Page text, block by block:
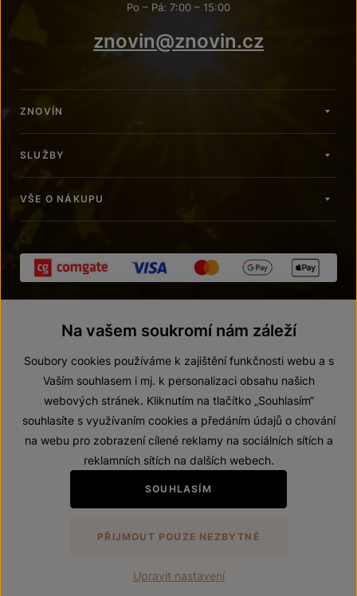
Po – Pá: 7:00 – 15:00
znovin@znovin.cz
ZNOVÍN
SLUŽBY
VŠE O NÁKUPU
© 2026 ZNOVÍN ZNOJMO, a. s.
Prohlášení o přístupnosti
Zákaz prodeje alkoholických nápojů osobám mladším 18 let.
VytvořilwebProgress
Na vašem soukromí nám záleží
Soubory cookies používáme k zajištění funkčnosti webu a s
Vaším souhlasem i mj. k personalizaci obsahu našich
webových stránek. Kliknutím na tlačítko „Souhlasím“
souhlasíte s využívaním cookies a předáním údajů o chování
na webu pro zobrazení cílené reklamy na sociálních sítích a
reklamních sítích na dalších webech.
SOUHLASÍM
PŘIJMOUT POUZE NEZBYTNÉ
Upravit nastavení